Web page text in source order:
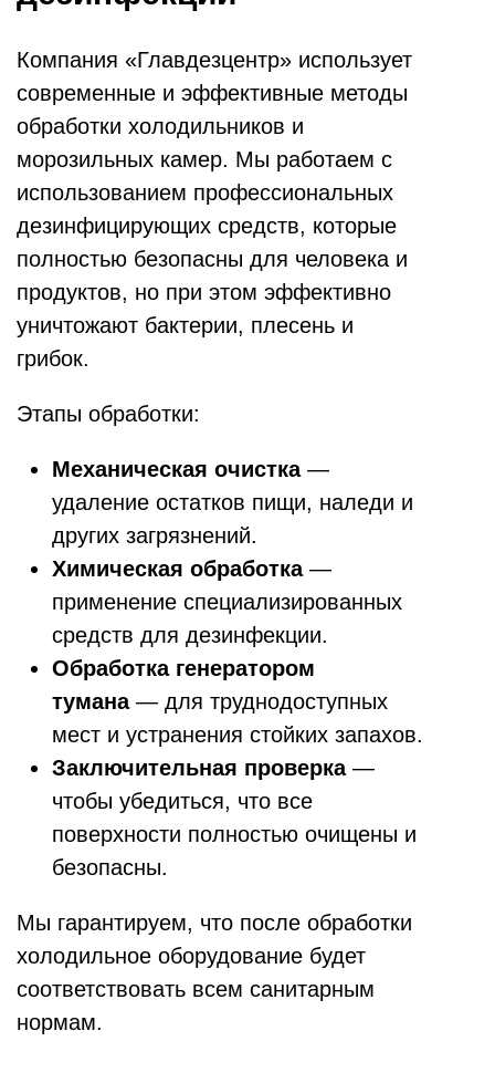
Компания «Главдезцентр» использует
современные и эффективные методы
обработки холодильников и
морозильных камер. Мы работаем с
использованием профессиональных
дезинфицирующих средств, которые
полностью безопасны для человека и
продуктов, но при этом эффективно
уничтожают бактерии, плесень и
грибок.
Этапы обработки:
Механическая очистка—
удаление остатков пищи, наледи и
других загрязнений.
Химическая обработка—
применение специализированных
средств для дезинфекции.
Обработка генератором
тумана— для труднодоступных
мест и устранения стойких запахов.
Заключительная проверка—
чтобы убедиться, что все
поверхности полностью очищены и
безопасны.
Мы гарантируем, что после обработки
холодильное оборудование будет
соответствовать всем санитарным
нормам.